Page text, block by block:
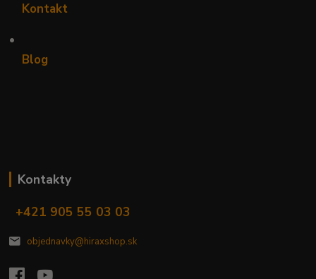
Kontakt
•
Blog
Kontakty
+421 905 55 03 03
objednavky@hiraxshop.sk